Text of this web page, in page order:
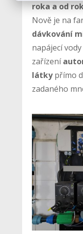
roka a od
Nově je na
dávkování
napájecí
zařízení
látkypřímo
zadaného